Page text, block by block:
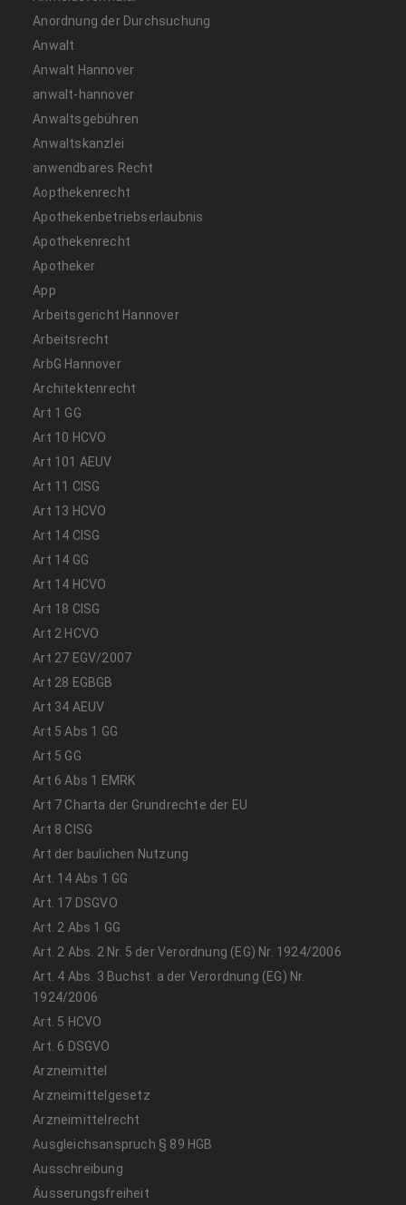
Anordnung der Durchsuchung
Anwalt
Anwalt Hannover
anwalt-hannover
Anwaltsgebühren
Anwaltskanzlei
anwendbares Recht
Aopthekenrecht
Apothekenbetriebserlaubnis
Apothekenrecht
Apotheker
App
Arbeitsgericht Hannover
Arbeitsrecht
ArbG Hannover
Architektenrecht
Art 1 GG
Art 10 HCVO
Art 101 AEUV
Art 11 CISG
Art 13 HCVO
Art 14 CISG
Art 14 GG
Art 14 HCVO
Art 18 CISG
Art 2 HCVO
Art 27 EGV/2007
Art 28 EGBGB
Art 34 AEUV
Art 5 Abs 1 GG
Art 5 GG
Art 6 Abs 1 EMRK
Art 7 Charta der Grundrechte der EU
Art 8 CISG
Art der baulichen Nutzung
Art. 14 Abs 1 GG
Art. 17 DSGVO
Art. 2 Abs 1 GG
Art. 2 Abs. 2 Nr. 5 der Verordnung (EG) Nr. 1924/2006
Art. 4 Abs. 3 Buchst. a der Verordnung (EG) Nr.
1924/2006
Art. 5 HCVO
Art. 6 DSGVO
Arzneimittel
Arzneimittelgesetz
Arzneimittelrecht
Ausgleichsanspruch § 89 HGB
Ausschreibung
Äusserungsfreiheit